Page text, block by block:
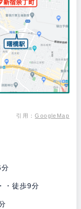
引用：GoogleMap
・徒歩9分